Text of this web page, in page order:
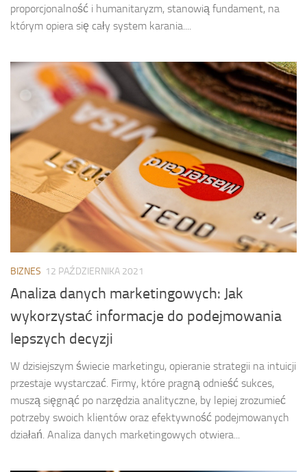
proporcjonalność i humanitaryzm, stanowią fundament, na
którym opiera się cały system karania....
BIZNES 12 PAŹDZIERNIKA 2021
Analiza danych marketingowych: Jak
wykorzystać informacje do podejmowania
lepszych decyzji
W dzisiejszym świecie marketingu, opieranie strategii na intuicji
przestaje wystarczać. Firmy, które pragną odnieść sukces,
muszą sięgnąć po narzędzia analityczne, by lepiej zrozumieć
potrzeby swoich klientów oraz efektywność podejmowanych
działań. Analiza danych marketingowych otwiera...